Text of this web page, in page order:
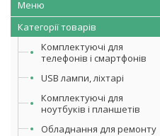
Категорії товарів
Комплектуючі для
телефонів і смартфонів
USB лампи, ліхтарі
Комплектуючі для
ноутбуків і планшетів
Обладнання для ремонту